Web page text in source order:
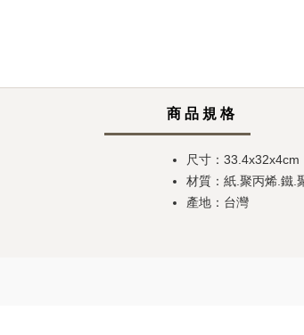
商 品 規 格
尺寸：33.4x32x4cm
材質：紙.聚丙烯.鐵.
產地：台灣